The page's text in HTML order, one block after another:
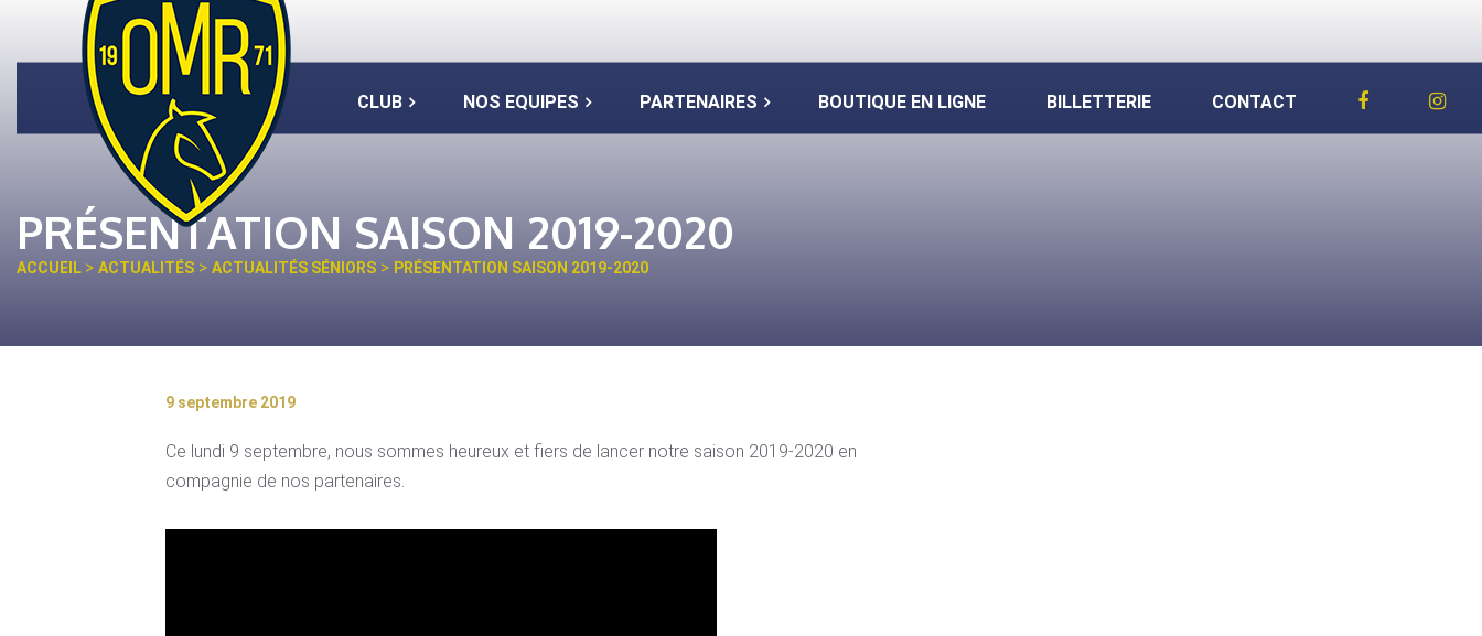
CLUB NOS EQUIPES PARTENAIRES BOUTIQUE EN LIGNE BILLETTERIE CONTACT
PRÉSENTATION SAISON 2019-2020
ACCUEIL > ACTUALITÉS > ACTUALITÉS SÉNIORS > PRÉSENTATION SAISON 2019-2020
9 septembre 2019
Ce lundi 9 septembre, nous sommes heureux et fiers de lancer notre saison 2019-2020 en
compagnie de nos partenaires.